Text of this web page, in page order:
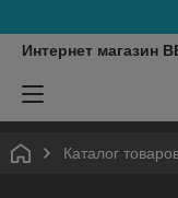
Интернет магазин
Каталог